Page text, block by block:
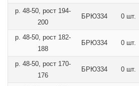
р. 48-50, рост 194-
200
БРЮ334 0 шт.
р. 48-50, рост 182-
188
БРЮ334 0 шт.
р. 48-50, рост 170-
176
БРЮ334 0 шт.